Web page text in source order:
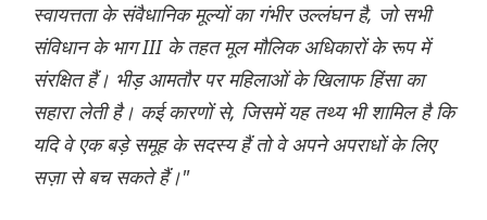
स्वायत्तता के संवैधानिक मूल्यों का गंभीर उल्लंघन है, जो सभी
संविधान के भाग III के तहत मूल मौलिक अधिकारों के रूप में
संरक्षित हैं। भीड़ आमतौर पर महिलाओं के खिलाफ हिंसा का
सहारा लेती है। कई कारणों से, जिसमें यह तथ्य भी शामिल है कि
यदि वे एक बड़े समूह के सदस्य हैं तो वे अपने अपराधों के लिए
सज़ा से बच सकते हैं।"